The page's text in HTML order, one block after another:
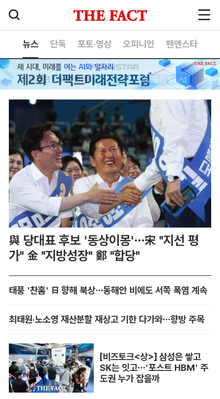
뉴스 단독 포토·영상 오피니언 팬앤스타
與 당대표 후보 '동상이몽'…宋 "지선 평
가" 金 "지방성장" 鄭 "합당"
태풍 '찬홈' 日 향해 북상…동해안 비에도 서쪽 폭염 계속
최태원·노소영 재산분할 재상고 기한 다가와…향방 주목
[비즈토크<상>] 삼성은 쌓고
SK는 잇고…'포스트 HBM' 주
도권 누가 잡을까